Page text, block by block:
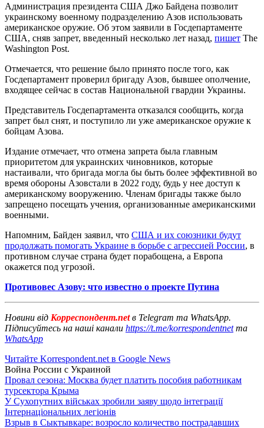
Администрация президента США Джо Байдена позволит
украинскому военному подразделению Азов использовать
американское оружие. Об этом заявили в Госдепартаменте
США, сняв запрет, введенный несколько лет назад, пишет The
Washington Post.
Отмечается, что решение было принято после того, как
Госдепартамент проверил бригаду Азов, бывшее ополчение,
входящее сейчас в состав Национальной гвардии Украины.
Представитель Госдепартамента отказался сообщить, когда
запрет был снят, и поступило ли уже американское оружие к
бойцам Азова.
Издание отмечает, что отмена запрета была главным
приоритетом для украинских чиновников, которые
настаивали, что бригада могла бы быть более эффективной во
время обороны Азовстали в 2022 году, будь у нее доступ к
американскому вооружению. Членам бригады также было
запрещено посещать учения, организованные американскими
военными.
Напомним, Байден заявил, что США и их союзники будут
продолжать помогать Украине в борьбе с агрессией России, в
противном случае страна будет порабощена, а Европа
окажется под угрозой.
Противовес Азову: что известно о проекте Путина
Новини від Корреспондент.netв Telegram та WhatsApp.
Підписуйтесь на наші канали https://t.me/korrespondentnetта
WhatsApp
Читайте Korrespondent.net в Google News
Война России с Украиной
Провал сезона: Москва будет платить пособия работникам
турсектора Крыма
У Сухопутних військах зробили заяву щодо інтеграції
Інтернаціональних легіонів
Взрыв в Сыктывкаре: возросло количество пострадавших